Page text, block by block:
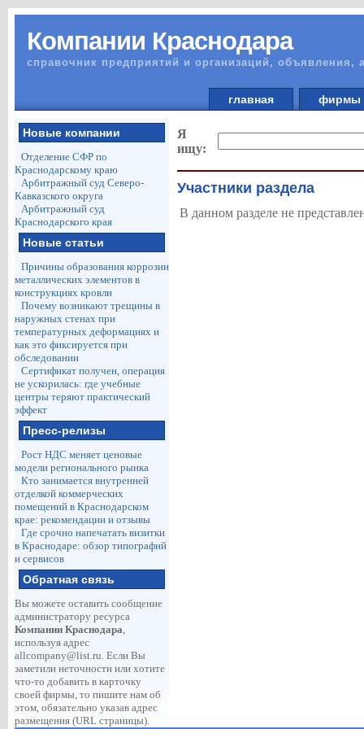
Компании Краснодара
справочник предприятий и организаций, объявления,
главная
Новые компании
Отделение СФР по
Краснодарскому краю
Арбитражный суд Северо-
Кавказского округа
Арбитражный суд
Краснодарского края
Новые статьи
Причины образования коррозии
металлических элементов в
конструкциях кровли
Почему возникают трещины в
наружных стенах при
температурных деформациях и
как это фиксируется при
обследовании
Сертификат получен, операция
не ускорилась: где учебные
центры теряют практический
эффект
Пресс-релизы
Рост НДС меняет ценовые
модели регионального рынка
Кто занимается внутренней
отделкой коммерческих
помещений в Краснодарском
крае: рекомендации и отзывы
Где срочно напечатать визитки
в Краснодаре: обзор типографий
и сервисов
Обратная связь
Вы можете оставить сообщение
администратору ресурса
Компании Краснодара,
используя адрес
allcompany@list.ru. Если Вы
заметили неточности или хотите
что-то добавить в карточку
своей фирмы, то пишите нам об
этом, обязательно указав адрес
размещения (URL страницы).
Я
ищу:
Участники раздела
В данном разделе не